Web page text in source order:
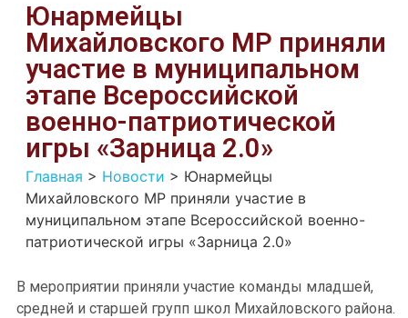
Юнармейцы
Михайловского МР приняли
участие в муниципальном
этапе Всероссийской
военно-патриотической
игры «Зарница 2.0»
Главная > Новости > Юнармейцы
Михайловского МР приняли участие в
муниципальном этапе Всероссийской военно-
патриотической игры «Зарница 2.0»
В мероприятии приняли участие команды младшей,
средней и старшей групп школ Михайловского района.